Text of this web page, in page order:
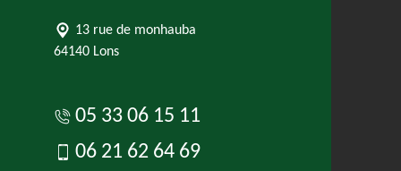
13 rue de monhauba
64140 Lons
05 33 06 15 11
06 21 62 64 69